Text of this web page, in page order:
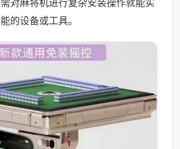
对麻将机进行复杂安装操作就能实
的设备或工具。